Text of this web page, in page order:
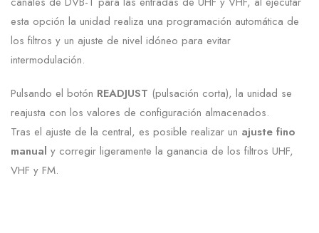
esta opción la unidad realiza una programación automática de
los filtros y un ajuste de nivel idóneo para evitar
intermodulación.
Pulsando el botón READJUST (pulsación corta), la unidad se
reajusta con los valores de configuración almacenados.
Tras el ajuste de la central, es posible realizar un ajuste fino
manual y corregir ligeramente la ganancia de los filtros UHF,
VHF y FM.